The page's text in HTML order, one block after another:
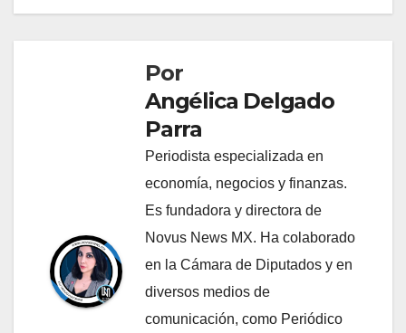
Por
Angélica Delgado
Parra
Periodista especializada en
economía, negocios y finanzas.
Es fundadora y directora de
Novus News MX. Ha colaborado
en la Cámara de Diputados y en
diversos medios de
comunicación, como Periódico